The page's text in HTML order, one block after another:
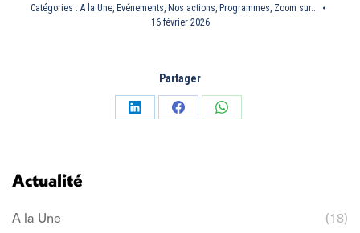
Catégories : A la Une, Evénements, Nos actions, Programmes, Zoom sur...
16 février 2026
Partager
PartagerPartagerPartager
Actualité
A la Une
(18)